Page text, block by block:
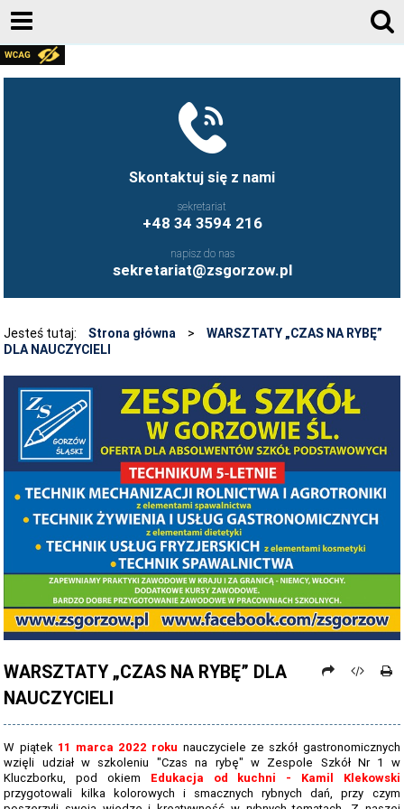
Skontaktuj się z nami
sekretariat
+48 34 3594 216
napisz do nas
sekretariat@zsgorzow.pl
AKTUALNOŚCI
UCZNIOWIE ZS GORZÓW ŚLĄSKI - FB
FRYZJERSTWO NASZEJ SZKOŁY - FB
O SZKOLE
GALERIA ZDJĘĆ 2020-2026
PROCEDURY NAUKI ZDALNEJ
PROCEDURY BEZPIECZEŃSTWA - COVID-19 - OD 15 WRZEŚNIA 2021
PREZENTACJA SZKOŁY 2026 - 2027
ZDJĘCIA GRUPOWE 2022 - 2023
KADRA PEDAGOGICZNA
DANE OSOBOWE
PROJEKT: "NOWE SPOJRZENIE - NOWE MOŻLIWOŚCI - SPOJRZENIE W
PRZYSZŁOŚĆ"
NABÓR NA ROK SZKOLNY 2026/2027
NASZE KIERUNKI TECHNIKUM - 2026-2027 - OPIS
REGULAMIN REKRUTACJI SZKOŁY DZIENNE 2026-2027
Jesteś tutaj: Strona główna >
WARSZTATY „CZAS NA RYBĘ”
DLA NAUCZYCIELI
WARSZTATY „CZAS NA RYBĘ” DLA
NAUCZYCIELI
W piątek 11 marca 2022 roku nauczyciele ze szkół gastronomicznych
wzięli udział w szkoleniu "Czas na rybę" w Zespole Szkół Nr 1 w
Kluczborku, pod okiem Edukacja od kuchni - Kamil Klekowski
przygotowali kilka kolorowych i smacznych rybnych dań, przy czym